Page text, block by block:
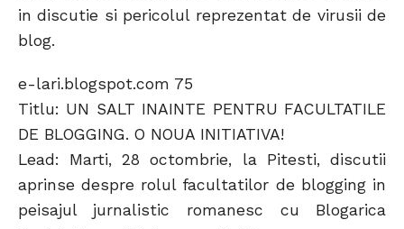
in discutie si pericolul reprezentat de virusii de
blog.
e-lari.blogspot.com 75
Titlu: UN SALT INAINTE PENTRU FACULTATILE
DE BLOGGING. O NOUA INITIATIVA!
Lead: Marti, 28 octombrie, la Pitesti, discutii
aprinse despre rolul facultatilor de blogging in
peisajul jurnalistic romanesc cu Blogarica